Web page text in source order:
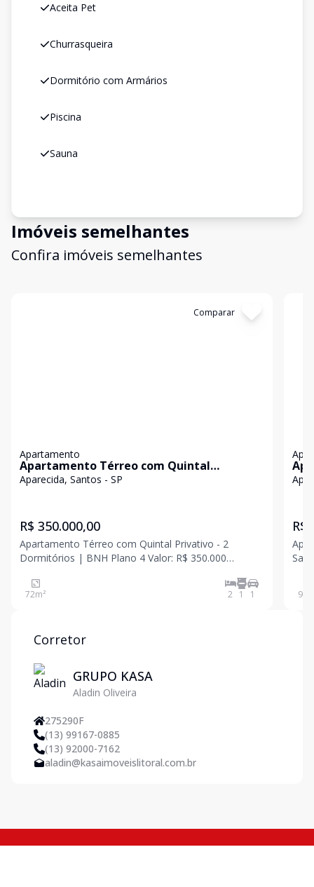
Aceita Pet
Churrasqueira
Dormitório com Armários
Piscina
Sauna
Imóveis semelhantes
Confira imóveis semelhantes
Comparar
Apartamento
Apartamento Térreo com Quintal
Privativo - 2 Dormitórios | BNH Plano 4
Aparecida, Santos - SP
R$ 350.000,00
Apartamento Térreo com Quintal Privativo - 2
Dormitórios | BNH Plano 4 Valor: R$ 350.000
praticidade e um diferencial exclusivo! Este
apartamento térreo conta com 2 dormitórios, sala
72m² 2 1 1
R$
Santos Excelente
ao
96
Corretor
GRUPO KASA
Aladin Oliveira
275290F
(13) 99167-0885
(13) 92000-7162
aladin@kasaimoveislitoral.com.br